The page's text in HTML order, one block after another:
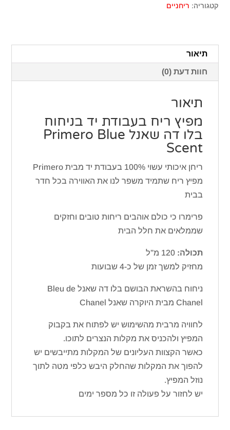
ריח
בניחוח
בלו
קטגוריה: ריחניים
תיאור
חוות דעת (0)
תיאור
מפיץ ריח בעבודת יד בניחוח
בלו דה שאנל Primero Blue
Scent
ריחן איכותי עשוי 100% בעבודת יד מבית Primero
מפיץ ריח שתמיד משפר לנו את האווירה בכל חדר
בבית
פרימרו כי כולם אוהבים ריחות טובים וחזקים
שממלאים את חלל הבית
תכולה: 120 מ”ל
מחזיק למשך זמן של כ-4 שבועות
ניחוח בהשראת הבושם בלו דה שאנל Bleu de
Chanel מבית היוקרה שאנל Chanel
לחוויה מרבית מהשימוש יש לפתוח את בקבוק
המפיץ ולהכניס את מקלות הנצרים לתוכו.
כאשר הקצוות העליונים של המקלות מתייבשים יש
להפוך את המקלות שהחלק היבש כלפי מטה לתוך
נוזל המפיץ.
יש לחזור על פעולה זו כל מספר ימים